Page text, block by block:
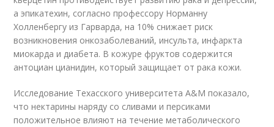
а эпикатехин, согласно профессору Норманну
Холленбергу из Гарварда, на 10% снижает риск
возникновения онкозаболеваний, инсульта, инфаркта
миокарда и диабета. В кожуре фруктов содержится
антоциан цианидин, который защищает от рака кожи.
Исследование Техасского университета A&M показало,
что нектарины наряду со сливами и персиками
положительное влияют на течение метаболического